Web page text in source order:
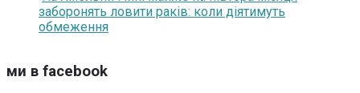
заборонять ловити раків: коли діятимуть
обмеження
ми в facebook